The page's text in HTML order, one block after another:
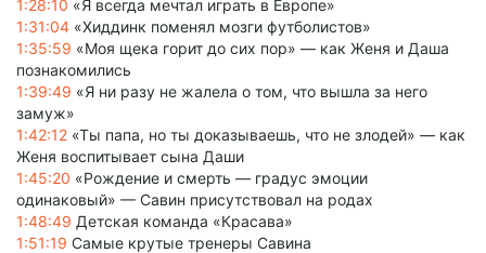
1:28:10 «Я всегда мечтал играть в Европе»
1:31:04 «Хиддинк поменял мозги футболистов»
1:35:59 «Моя щека горит до сих пор» — как Женя и Даша
познакомились
1:39:49 «Я ни разу не жалела о том, что вышла за него
замуж»
1:42:12 «Ты папа, но ты доказываешь, что не злодей» — как
Женя воспитывает сына Даши
1:45:20 «Рождение и смерть — градус эмоции
одинаковый» — Савин присутствовал на родах
1:48:49 Детская команда «Красава»
1:51:19 Самые крутые тренеры Савина